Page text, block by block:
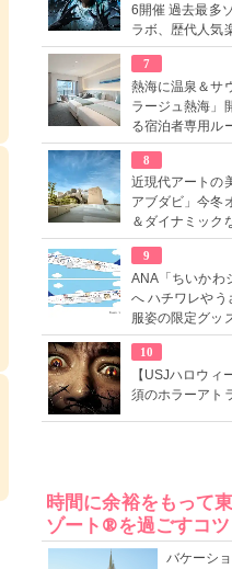
6開催 過去最多
ラボ、歴代人気
7
熱海に温泉＆サ
ラージュ熱海」
る宿泊者専用ル
8
近現代アートの
アブダビ」今冬
＆ダイナミック
9
ANA「ちいかわ
へ ハチワレやう
服姿の限定グッ
10
【USJハロウ
須のホラーアト
時間に余裕をもって
ゾート®を過ごすコ
バケーシ